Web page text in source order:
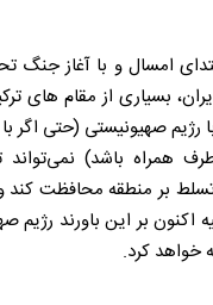
امسال و با آغاز جنگ
بسیاری از مقام های
رژیم صهیونیستی (حتی اگر
همراه باشد) نمی‌تواند
بر منطقه محافظت کند
اکنون بر این باورند رژیم
خواهد کرد.